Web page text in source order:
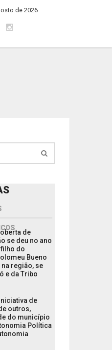
de 2026
de
se deu no ano
do
Bueno
região, se
e da Tribo
de
outros,
do município
Política